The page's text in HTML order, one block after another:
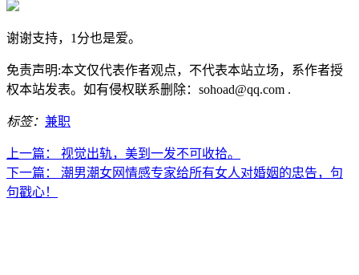
谢谢支持，1分也是爱。
免责声明:本文仅代表作者观点，不代表本站立场，系作者授
权本站发表。如有侵权联系删除：sohoad@qq.com .
标签： 兼职
上一篇：
视觉出轨，美到一发不可收拾。
下一篇：
潮男潮女网情感专家给所有女人对婚姻的忠告，句
句戳心！